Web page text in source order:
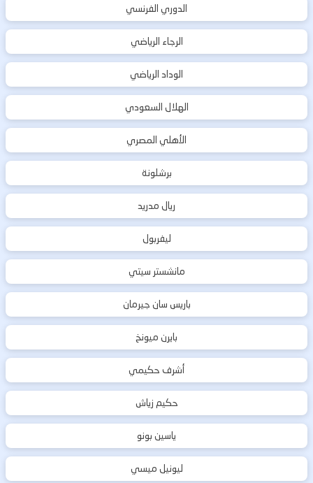
الدوري الفرنسي
الرجاء الرياضي
الوداد الرياضي
الهلال السعودي
الأهلي المصري
برشلونة
ريال مدريد
ليفربول
مانشستر سيتي
باريس سان جيرمان
بايرن ميونخ
أشرف حكيمي
حكيم زياش
ياسين بونو
ليونيل ميسي